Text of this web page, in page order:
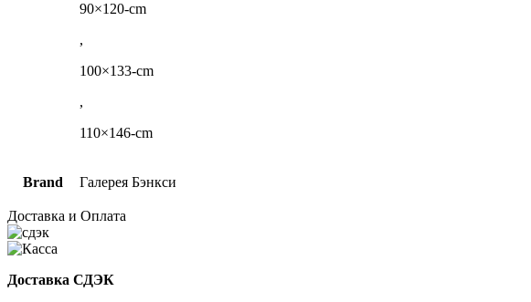
90×120-cm
,
100×133-cm
,
110×146-cm
Brand Галерея Бэнкси
Доставка и Оплата
Доставка СДЭК